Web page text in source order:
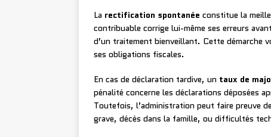
La rectification spontanée constitue la
contribuable corrige lui-même ses erreurs
d’un traitement bienveillant. Cette démarche
ses obligations fiscales.
En cas de déclaration tardive, un taux de
pénalité concerne les déclarations déposées
Toutefois, l’administration peut faire preuve
grave, décès dans la famille, ou difficultés